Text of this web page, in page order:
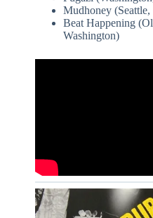
Mudhoney
Beat Happening
Washington)